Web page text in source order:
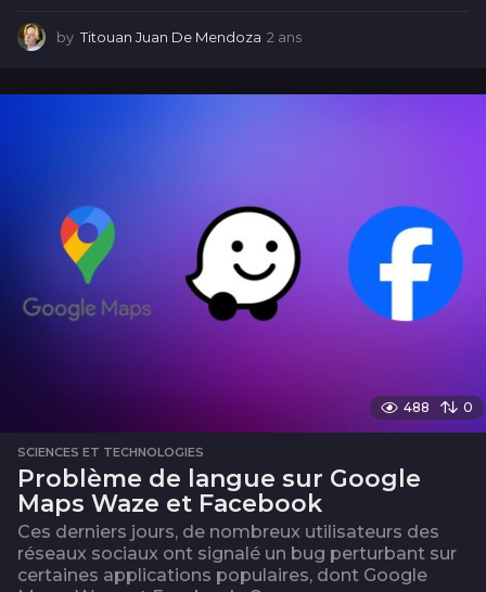
by Titouan Juan De Mendoza 2 ans
s
488 0
SCIENCES ET TECHNOLOGIES
Problème de langue sur Google
Maps Waze et Facebook
Ces derniers jours, de nombreux utilisateurs des
réseaux sociaux ont signalé un bug perturbant sur
certaines applications populaires, dont Google